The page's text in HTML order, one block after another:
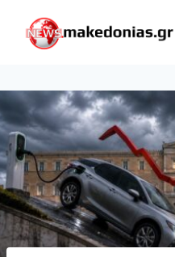
content